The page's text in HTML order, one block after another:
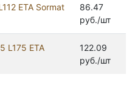
ETA Sormat
86.47
руб./шт
L175 ETA
122.09
руб./шт